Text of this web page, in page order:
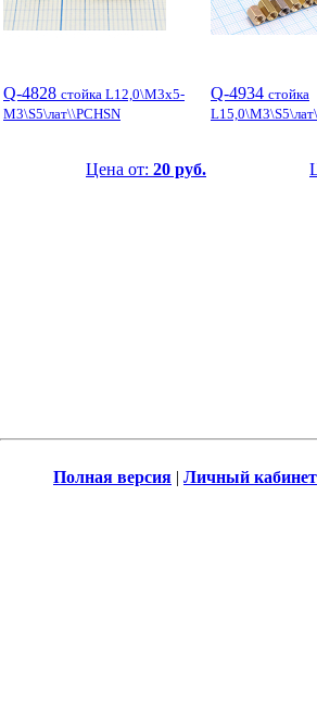
Q-4828 стойка L12,0\М3x5-
М3\S5\лат\\PCHSN
Цена от: 20 руб.
Q-4934 стойка
Полная версия | Личный кабинет